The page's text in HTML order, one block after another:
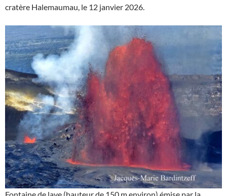
cratère Halemaumau, le 12 janvier 2026.